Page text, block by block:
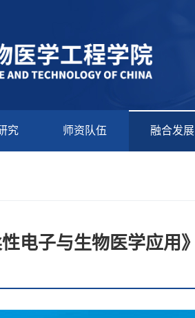
究 师资队伍 融合发展
电子与生物医学应用》